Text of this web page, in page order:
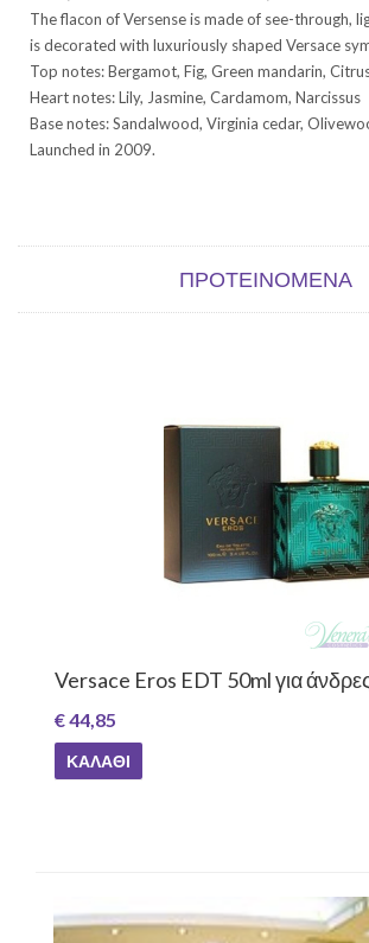
The flacon of Versense is made of see-through,
is decorated with luxuriously shaped Versace
Top notes: Bergamot, Fig, Green mandarin,
Heart notes: Lily, Jasmine, Cardamom, Narcissus
Base notes: Sandalwood, Virginia cedar,
Launched in 2009.
ΠΡΟΤΕΙΝΌΜΕΝΑ
Versace Eros EDT 50ml για
€ 44,85
ΚΑΛΆΘΙ